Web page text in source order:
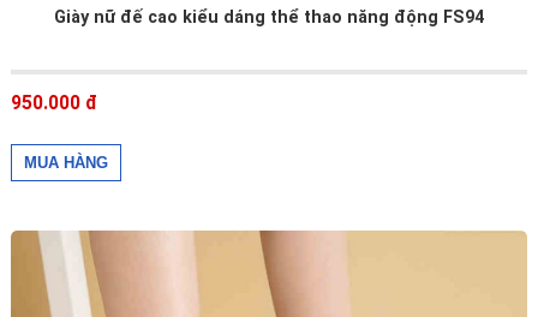
Giày nữ đế cao kiểu dáng thể thao năng động FS94
950.000 đ